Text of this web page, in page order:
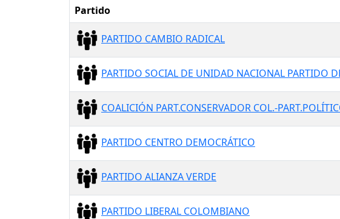
Partido
PARTIDO CAMBIO RADICAL
PARTIDO SOCIAL DE UNIDAD NACIONAL PARTIDO
COALICIÓN PART.CONSERVADOR COL.-
PARTIDO CENTRO DEMOCRÁTICO
PARTIDO ALIANZA VERDE
PARTIDO LIBERAL COLOMBIANO